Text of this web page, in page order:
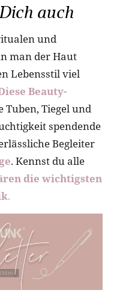
auch
und
man der Haut
Lebensstil viel
Beauty-
Tiegel und
spendende
Begleiter
. Kennst du alle
die wichtigsten
.